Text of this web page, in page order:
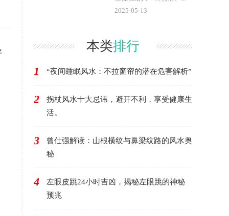
2025-05-13
本类排行
1 “夜间睡眠风水：不拉窗帘的潜在危害解析”
2
拐杖风水十大忌讳，避开不利，享受健康生
活。
3
曾仕强解读：山根横纹与鼻梁纹路的风水奥
秘
4
左眼皮跳24小时吉凶，揭秘左眼跳的神秘
预兆